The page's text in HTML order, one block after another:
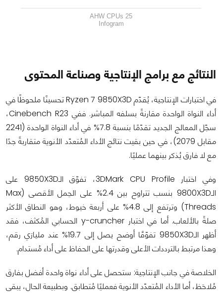
AHW CPUs 25
Infogram
النتائج مع برامج الإنتاجية وصناعة المحتوى
في اختبارات الإنتاجية، يُقدّم Ryzen 7 9850X3D تحسينًا ملحوظًا في
أداء النواة الواحدة مقارنةً بسلفه المباشر. ففي Cinebench R23،
سجّل المعالج الجديد تقدّمًا بنسبة 7.8% في أداء النواة الواحدة (2241
مقابل 2079)، في حين بقيت نتائج الأداء المُتعدّد الأنوية متقاربةً جدًا
مع لا فارق يُذكر بينهما عمليًا.
وفي اختبار 3DMark CPU Profile، تفوّق الـ9850X3D على
الـ9800X3D بنسب تتراوح بين 2.4% على الحِمل الأقصى (Max
Threads) وترتفع إلى 4.8% على أربعة خيوط، وهو النطاق الأكثر
صلةً بالألعاب. أما في اختبار y-cruncher الحسابي المُكثف، فقد
أظهر الـ9850X3D تفوّقًا أوضح يصل إلى 19.7% عند مليارَي رقم،
وهذا مرتبط بالترددات الأعلى وقدرتها على الحفاظ على أداء مُستدام.
الخلاصة في جانب الإنتاجية: ستحصل على أداء نواة واحدة أفضل بفارق
مُلاحَظ، أما الأداء المُتعدّد الأنوية فعمليًا مُتطابق. وبطبيعة الحال، يبقى